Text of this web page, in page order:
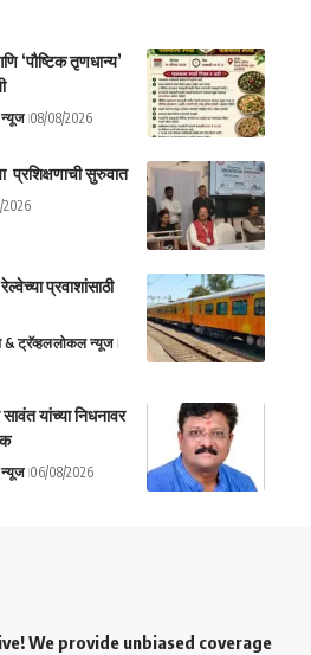
‘पौष्टिक तृणधान्य’
08/08/2026
प्रशिक्षणाची सुरुवात
2026
प्रवाशांसाठी
ट्रॅव्हललोकल न्यूज
यांच्या निधनावर
06/08/2026
We provide unbiased coverage